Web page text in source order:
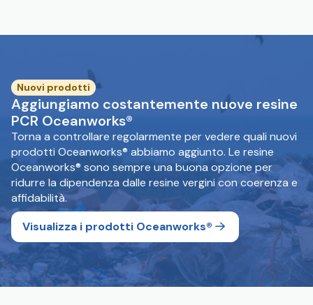
Nuovi prodotti
Aggiungiamo costantemente nuove resine
PCR Oceanworks®
Torna a controllare regolarmente per vedere quali nuovi
prodotti Oceanworks® abbiamo aggiunto. Le resine
Oceanworks® sono sempre una buona opzione per
ridurre la dipendenza dalle resine vergini con coerenza e
affidabilità.
Visualizza i prodotti Oceanworks®